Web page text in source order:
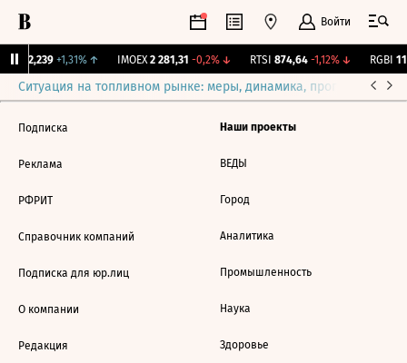
Войти
12,239 +1,31%↑ IMOEX 2 281,31 -0,2%↓ RTSI 874,64 -1,12%↓ RGBI
Ситуация на топливном рынке: меры, динамика, прогнозы
Подписка
Реклама
РФРИТ
Справочник компаний
Подписка для юр.лиц
О компании
Редакция
Наши проекты
ВЕДЫ
Город
Аналитика
Промышленность
Наука
Здоровье